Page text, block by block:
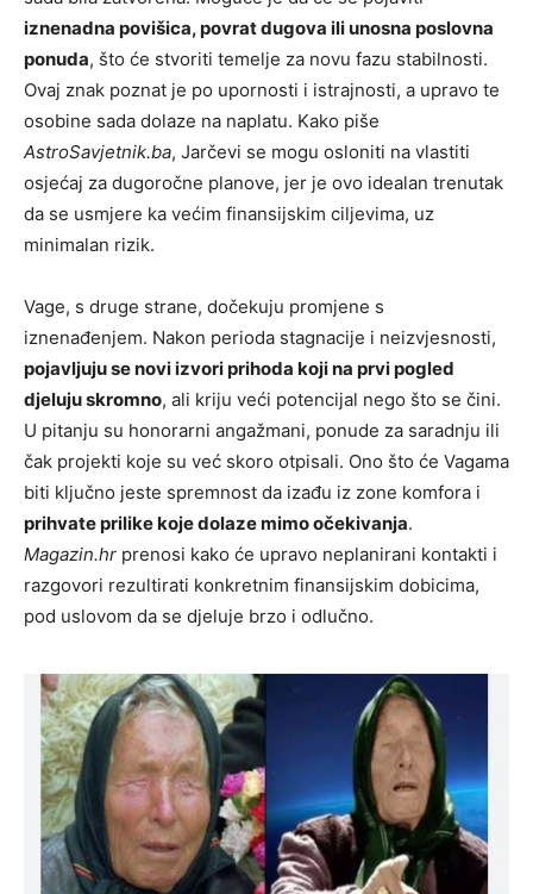
iznenadna povišica, povrat dugova ili unosna poslovna
ponuda, što će stvoriti temelje za novu fazu stabilnosti.
Ovaj znak poznat je po upornosti i istrajnosti, a upravo te
osobine sada dolaze na naplatu. Kako piše
AstroSavjetnik.ba, Jarčevi se mogu osloniti na vlastiti
osjećaj za dugoročne planove, jer je ovo idealan trenutak
da se usmjere ka većim finansijskim ciljevima, uz
minimalan rizik.
Vage, s druge strane, dočekuju promjene s
iznenađenjem. Nakon perioda stagnacije i neizvjesnosti,
pojavljuju se novi izvori prihoda koji na prvi pogled
djeluju skromno, ali kriju veći potencijal nego što se čini.
U pitanju su honorarni angažmani, ponude za saradnju ili
čak projekti koje su već skoro otpisali. Ono što će Vagama
biti ključno jeste spremnost da izađu iz zone komfora i
prihvate prilike koje dolaze mimo očekivanja.
Magazin.hr prenosi kako će upravo neplanirani kontakti i
razgovori rezultirati konkretnim finansijskim dobicima,
pod uslovom da se djeluje brzo i odlučno.